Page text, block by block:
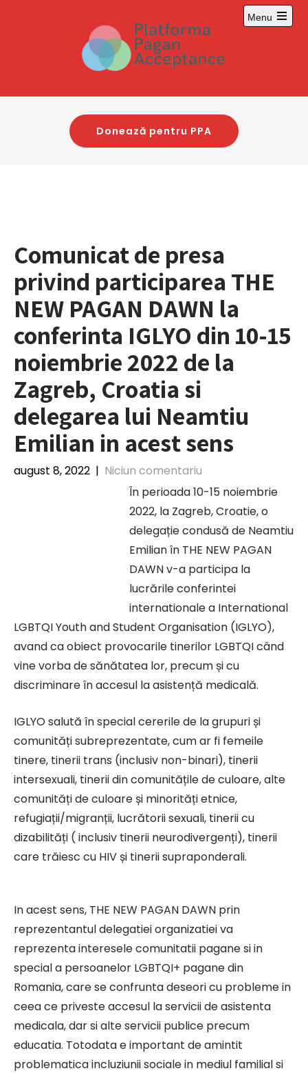
Donează pentru PPA
Menu
Open
Comunicat de presa
privind participarea THE
NEW PAGAN DAWN la
conferinta IGLYO din 10-15
noiembrie 2022 de la
Zagreb, Croatia si
delegarea lui Neamtiu
Emilian in acest sens
august 8, 2022 | Niciun comentariu
În perioada 10-15 noiembrie
2022, la Zagreb, Croatie, o
delegație condusă de Neamtiu
Emilian în THE NEW PAGAN
DAWN v-a participa la
lucrările conferintei
internationale a International
LGBTQI Youth and Student Organisation (IGLYO),
avand ca obiect provocarile tinerilor LGBTQI când
vine vorba de sănătatea lor, precum și cu
discriminare în accesul la asistență medicală.
IGLYO salută în special cererile de la grupuri și
comunități subreprezentate, cum ar fi femeile
tinere, tinerii trans (inclusiv non-binari), tinerii
intersexuali, tinerii din comunitățile de culoare, alte
comunități de culoare și minorități etnice,
refugiații/migranții, lucrătorii sexuali, tinerii cu
dizabilități ( inclusiv tinerii neurodivergenți), tinerii
care trăiesc cu HIV și tinerii supraponderali.
In acest sens, THE NEW PAGAN DAWN prin
reprezentantul delegatiei organizatiei va
reprezenta interesele comunitatii pagane si in
special a persoanelor LGBTQI+ pagane din
Romania, care se confrunta deseori cu probleme in
ceea ce priveste accesul la servicii de asistenta
medicala, dar si alte servicii publice precum
educatia. Totodata e important de amintit
problematica incluziunii sociale in mediul familial si